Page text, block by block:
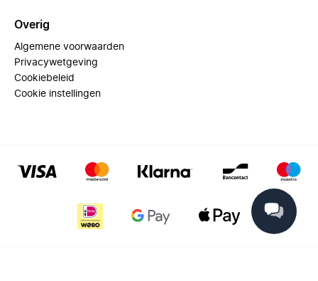
Overig
Algemene voorwaarden
Privacywetgeving
Cookiebeleid
Cookie instellingen